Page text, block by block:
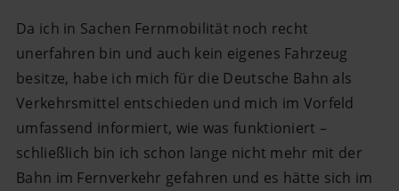
Da ich in Sachen Fernmobilität noch recht
unerfahren bin und auch kein eigenes Fahrzeug
besitze, habe ich mich für die Deutsche Bahn als
Verkehrsmittel entschieden und mich im Vorfeld
umfassend informiert, wie was funktioniert –
schließlich bin ich schon lange nicht mehr mit der
Bahn im Fernverkehr gefahren und es hätte sich im